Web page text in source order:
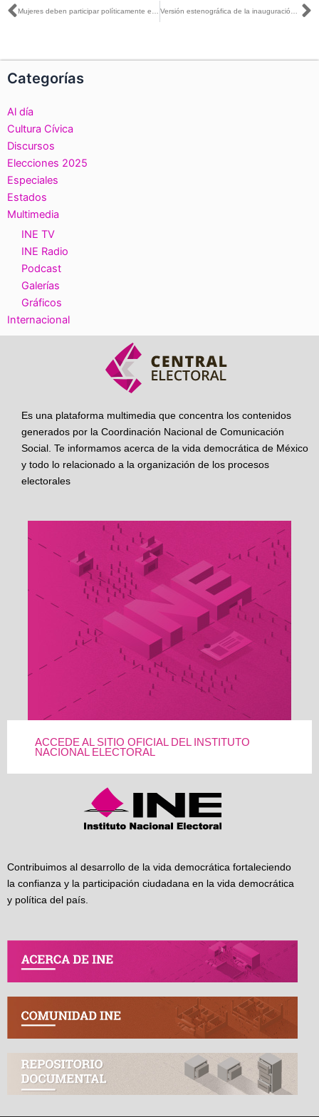
Ant
Categorías
Al día
Cultura Cívica
Discursos
Elecciones 2025
Especiales
Estados
Multimedia
INE TV
INE Radio
Podcast
Galerías
Gráficos
Internacional
Es una plataforma multimedia que concentra los contenidos
generados por la Coordinación Nacional de Comunicación
Social. Te informamos acerca de la vida democrática de México
y todo lo relacionado a la organización de los procesos
electorales
ACCEDE AL SITIO OFICIAL DEL INSTITUTO
NACIONAL ELECTORAL
Contribuimos al desarrollo de la vida democrática fortaleciendo
la confianza y la participación ciudadana en la vida democrática
y política del país.